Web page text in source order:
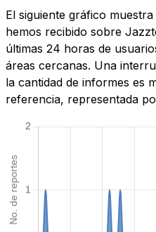
El siguiente gráfico
hemos recibido sobre
últimas 24 horas de
áreas cercanas. Una
la cantidad de informes es
referencia, representada